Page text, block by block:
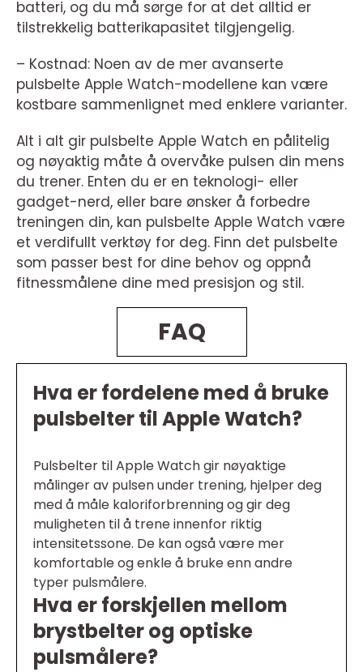
batteri, og du må sørge for at det alltid er
tilstrekkelig batterikapasitet tilgjengelig.
– Kostnad: Noen av de mer avanserte
pulsbelte Apple Watch-modellene kan være
kostbare sammenlignet med enklere varianter.
Alt i alt gir pulsbelte Apple Watch en pålitelig
og nøyaktig måte å overvåke pulsen din mens
du trener. Enten du er en teknologi- eller
gadget-nerd, eller bare ønsker å forbedre
treningen din, kan pulsbelte Apple Watch være
et verdifullt verktøy for deg. Finn det pulsbelte
som passer best for dine behov og oppnå
fitnessmålene dine med presisjon og stil.
FAQ
Hva er fordelene med å bruke
pulsbelter til Apple Watch?
Pulsbelter til Apple Watch gir nøyaktige
målinger av pulsen under trening, hjelper deg
med å måle kaloriforbrenning og gir deg
muligheten til å trene innenfor riktig
intensitetssone. De kan også være mer
komfortable og enkle å bruke enn andre
typer pulsmålere.
Hva er forskjellen mellom
brystbelter og optiske
pulsmålere?